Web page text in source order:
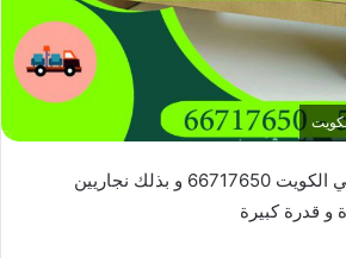
فني تركيب اثاث ايكيا في الكويت 66717650 و بذلك نجاريين
قدرة كبيرة